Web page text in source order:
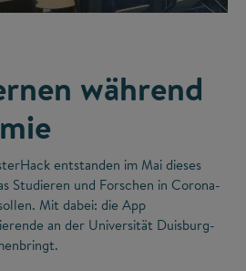
während
entstanden im Mai dieses
Studieren und Forschen in Corona-
Mit dabei: die App
an der Universität Duisburg-